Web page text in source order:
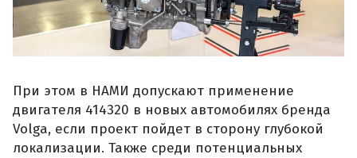
При этом в НАМИ допускают применение
двигателя 414320 в новых автомобилях бренда
Volga, если проект пойдет в сторону глубокой
локализации. Также среди потенциальных